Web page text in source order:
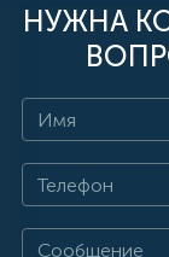
НУЖНА